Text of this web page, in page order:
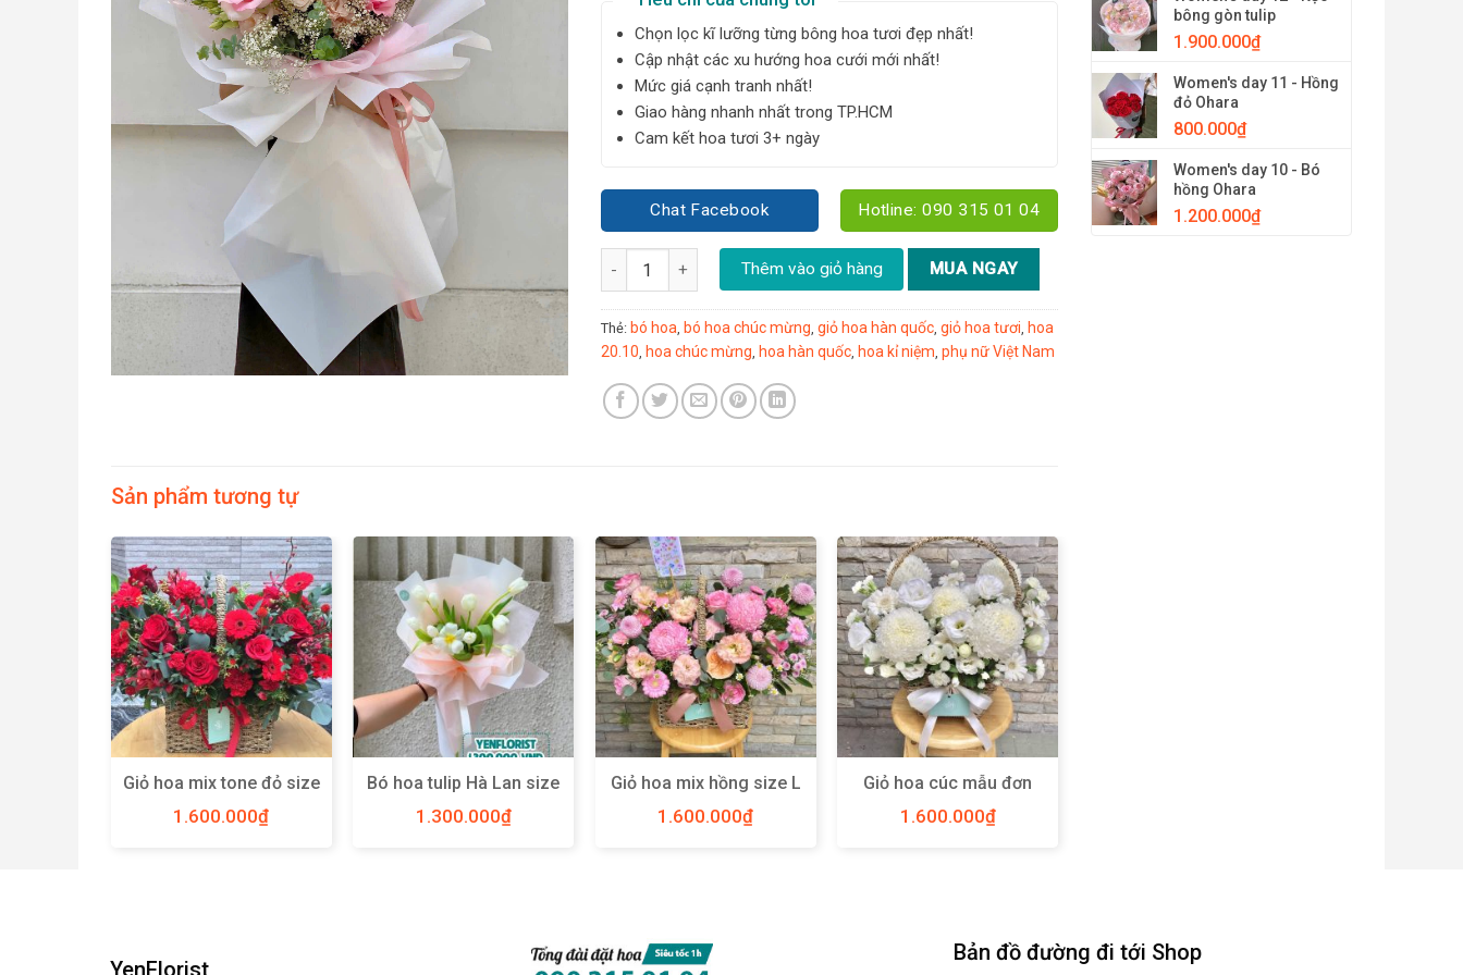
bông gòn tulip
1.900.000₫
Women's day 11 - Hồng
đỏ Ohara
800.000₫
Women's day 10 - Bó
hồng Ohara
1.200.000₫
Chọn lọc kĩ lưỡng từng bông hoa tươi đẹp nhất!
Cập nhật các xu hướng hoa cưới mới nhất!
Mức giá cạnh tranh nhất!
Giao hàng nhanh nhất trong TP.HCM
Cam kết hoa tươi 3+ ngày
Chat Facebook Hotline: 090 315 01 04
Bó hồng Christa - B107 số lượng
Thêm vào giỏ hàng MUA NGAY
Thẻ: bó hoa, bó hoa chúc mừng, giỏ hoa hàn quốc, giỏ hoa tươi, hoa
20.10, hoa chúc mừng, hoa hàn quốc, hoa kỉ niệm, phụ nữ Việt Nam
Sản phẩm tương tự
Giỏ hoa mix tone đỏ size
1.600.000₫
Bó hoa tulip Hà Lan size
1.300.000₫
Giỏ hoa mix hồng size L
1.600.000₫
Giỏ hoa cúc mẫu đơn
trắng size M – Y88
1.600.000₫
YenFlorist
Bản đồ đường đi tới Shop